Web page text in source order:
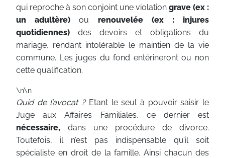
qui reproche à son conjoint une violation grave (ex :
un adultère)
ou
renouvelée (ex : injures
quotidiennes) des devoirs et obligations du
mariage, rendant intolérable le maintien de la vie
commune. Les juges du fond entérineront ou non
cette qualification.
\n\n
Quid de l’avocat ?Etant le seul à pouvoir saisir le
Juge aux Affaires Familiales, ce dernier est
nécessaire, dans une procédure de divorce.
Toutefois, il n’est pas indispensable qu’il soit
spécialiste en droit de la famille. Ainsi chacun des